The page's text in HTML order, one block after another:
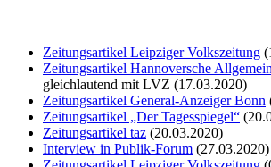
Zeitungsartikel Leipziger Volkszeitung
Zeitungsartikel Hannoversche
gleichlautend mit LVZ (17.03.2020)
Zeitungsartikel General-Anzeiger Bonn
Zeitungsartikel „Der Tagesspiegel“
Zeitungsartikel taz (20.03.2020)
Interview in Publik-Forum (27.03.2020)